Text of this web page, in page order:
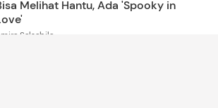
Melihat Hantu, Ada 'Spooky in
Salsabila